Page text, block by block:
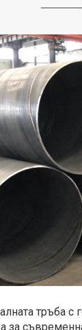
гъвкавостта
на
проекти
>>